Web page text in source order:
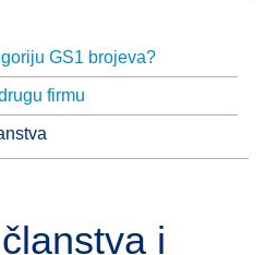
GS1 brojeva?
firmu
i